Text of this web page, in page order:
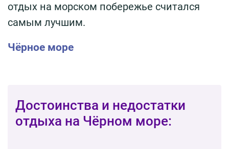
отдых на морском побережье считался
самым лучшим.
Чёрное море
Достоинства и недостатки
отдыха на Чёрном море: